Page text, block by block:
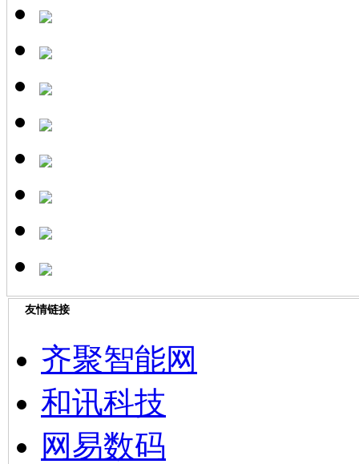
友情链接
齐聚智能网
和讯科技
网易数码